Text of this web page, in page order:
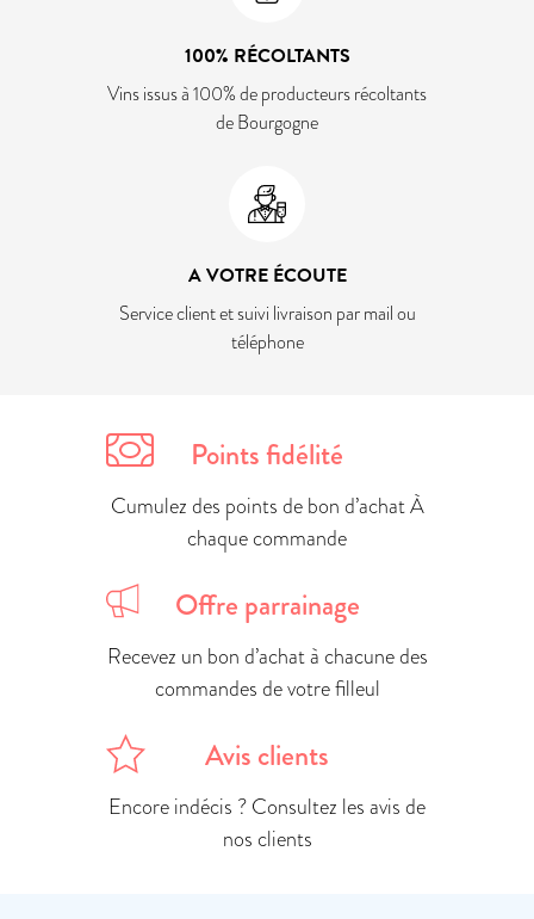
100% RÉCOLTANTS
Vins issus à 100% de producteurs récoltants
de Bourgogne
A VOTRE ÉCOUTE
Service client et suivi livraison par mail ou
téléphone
Points fidélité
Cumulez des points de bon d’achat À
chaque commande
Offre parrainage
Recevez un bon d’achat à chacune des
commandes de votre filleul
Avis clients
Encore indécis ? Consultez les avis de
nos clients